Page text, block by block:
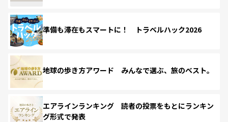
準備も滞在もスマートに！ トラベルハック2026
地球の歩き方アワード みんなで選ぶ、旅のベスト。
エアラインランキング 読者の投票をもとにランキン
グ形式で発表